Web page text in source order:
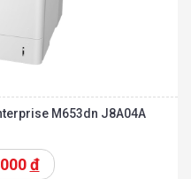
M653dn J8A04A
đ